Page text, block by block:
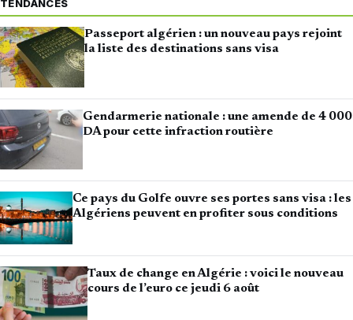
TENDANCES
Passeport algérien : un nouveau pays rejoint
la liste des destinations sans visa
Gendarmerie nationale : une amende de 4 000
DA pour cette infraction routière
Ce pays du Golfe ouvre ses portes sans visa : les
Algériens peuvent en profiter sous conditions
Taux de change en Algérie : voici le nouveau
cours de l’euro ce jeudi 6 août